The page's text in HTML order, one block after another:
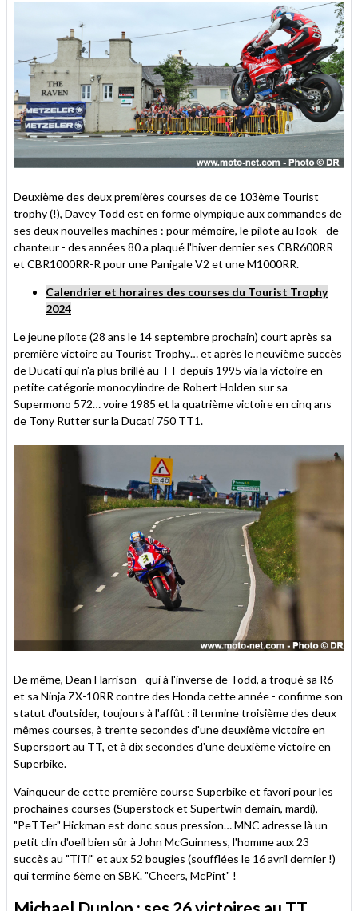
Deuxième des deux premières courses de ce 103ème Tourist
trophy (!), Davey Todd est en forme olympique aux commandes de
ses deux nouvelles machines : pour mémoire, le pilote au look - de
chanteur - des années 80 a plaqué l'hiver dernier ses CBR600RR
et CBR1000RR-R pour une Panigale V2 et une M1000RR.
Calendrier et horaires des courses du Tourist Trophy
2024
Le jeune pilote (28 ans le 14 septembre prochain) court après sa
première victoire au Tourist Trophy… et après le neuvième succès
de Ducati qui n'a plus brillé au TT depuis 1995 via la victoire en
petite catégorie monocylindre de Robert Holden sur sa
Supermono 572… voire 1985 et la quatrième victoire en cinq ans
de Tony Rutter sur la Ducati 750 TT1.
De même, Dean Harrison - qui à l'inverse de Todd, a troqué sa R6
et sa Ninja ZX-10RR contre des Honda cette année - confirme son
statut d'outsider, toujours à l'affût : il termine troisième des deux
mêmes courses, à trente secondes d'une deuxième victoire en
Supersport au TT, et à dix secondes d'une deuxième victoire en
Superbike.
Vainqueur de cette première course Superbike et favori pour les
prochaines courses (Superstock et Supertwin demain, mardi),
"PeTTer" Hickman est donc sous pression… MNC adresse là un
petit clin d'oeil bien sûr à John McGuinness, l'homme aux 23
succès au "TiTi" et aux 52 bougies (soufflées le 16 avril dernier !)
qui termine 6ème en SBK. "Cheers, McPint" !